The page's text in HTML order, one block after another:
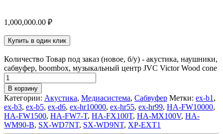
1,000,000.00 ₽
Купить в один клик
Количество Товар под заказ (новое, б/у) - акустика, наушники,
сабвуфер, boombox, музыкальный центр JVC Victor Wood cone
В корзину
Категории: Акустика, Медиасистема, Сабвуфер Метки: ex-b1 ,
ex-b3, ex-b5, ex-d6, ex-hr10000, ex-hr55, ex-hr99, HA-FW10000,
HA-FW1500, HA-FW7-T, HA-FX100T, HA-MX100V, HA-
WM90-B, SX-WD7NT, SX-WD9NT, XP-EXT1